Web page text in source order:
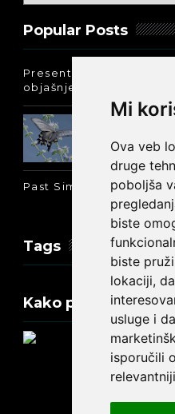
Mi
Ova veb
druge
poboljša
biste
biste
lokaciji,
usluge i
isporučili
relevantniji
Popular Posts
Present Perfect Simple
objašnjenje :-)
Past Simple i Past
Tags
Kako promeniti
Update cookies